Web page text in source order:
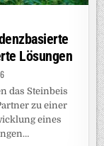
Lösungen
das Steinbeis
zu einer
eines